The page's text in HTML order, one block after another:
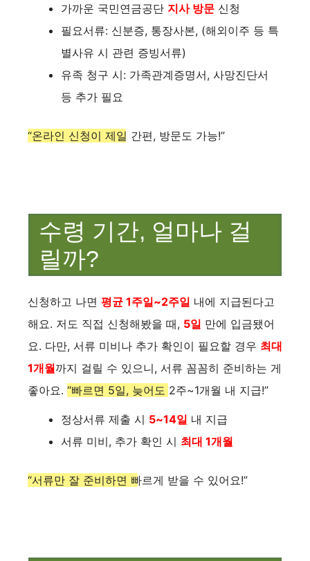
가까운 국민연금공단 지사 방문 신청
필요서류: 신분증, 통장사본, (해외이주 등 특
별사유 시 관련 증빙서류)
유족 청구 시: 가족관계증명서, 사망진단서
등 추가 필요
“온라인 신청이 제일 간편, 방문도 가능!”
수령 기간, 얼마나 걸
릴까?
신청하고 나면 평균 1주일~2주일 내에 지급된다고
해요. 저도 직접 신청해봤을 때, 5일 만에 입금됐어
요. 다만, 서류 미비나 추가 확인이 필요할 경우 최대
1개월까지 걸릴 수 있으니, 서류 꼼꼼히 준비하는 게
좋아요. “빠르면 5일, 늦어도 2주~1개월 내 지급!”
정상서류 제출 시 5~14일 내 지급
서류 미비, 추가 확인 시 최대 1개월
“서류만 잘 준비하면 빠르게 받을 수 있어요!”